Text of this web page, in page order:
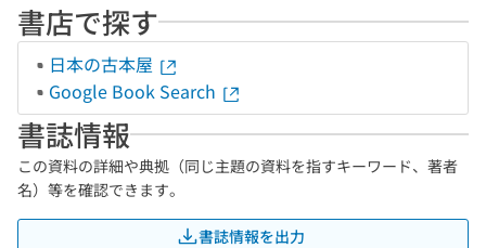
書店で探す
日本の古本屋
Google Book Search
書誌情報
この資料の詳細や典拠（同じ主題の資料を指すキーワード、著者
名）等を確認できます。
書誌情報を出力